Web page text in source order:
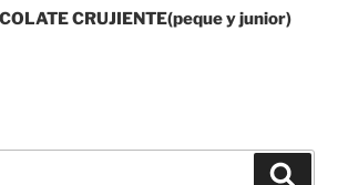
CRUJIENTE(peque y junior)